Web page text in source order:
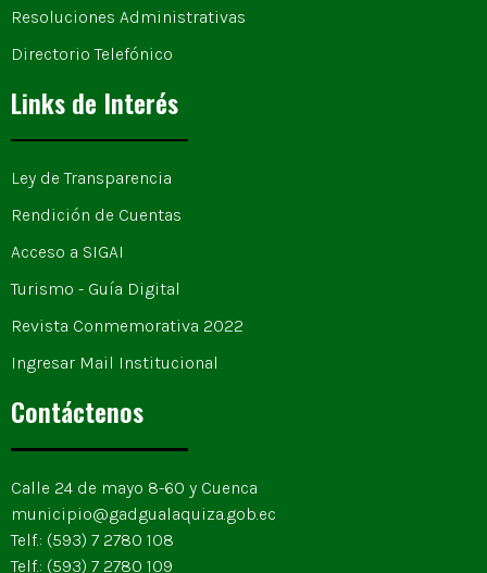
Resoluciones Administrativas
Directorio Telefónico
Links de Interés
Ley de Transparencia
Rendición de Cuentas
Acceso a SIGAI
Turismo - Guía Digital
Revista Conmemorativa 2022
Ingresar Mail Institucional
Contáctenos
Calle 24 de mayo 8-60 y Cuenca
municipio@gadgualaquiza.gob.ec
Telf.: (593) 7 2780 108
Telf.: (593) 7 2780 109